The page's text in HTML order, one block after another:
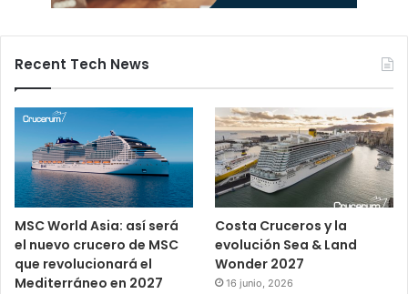
Recent Tech News
MSC World Asia: así será
el nuevo crucero de MSC
que revolucionará el
Mediterráneo en 2027
Costa Cruceros y la
evolución Sea & Land
Wonder 2027
16 junio, 2026